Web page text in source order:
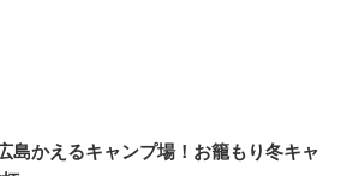
島かえるキャンプ場！お籠もり冬キャ